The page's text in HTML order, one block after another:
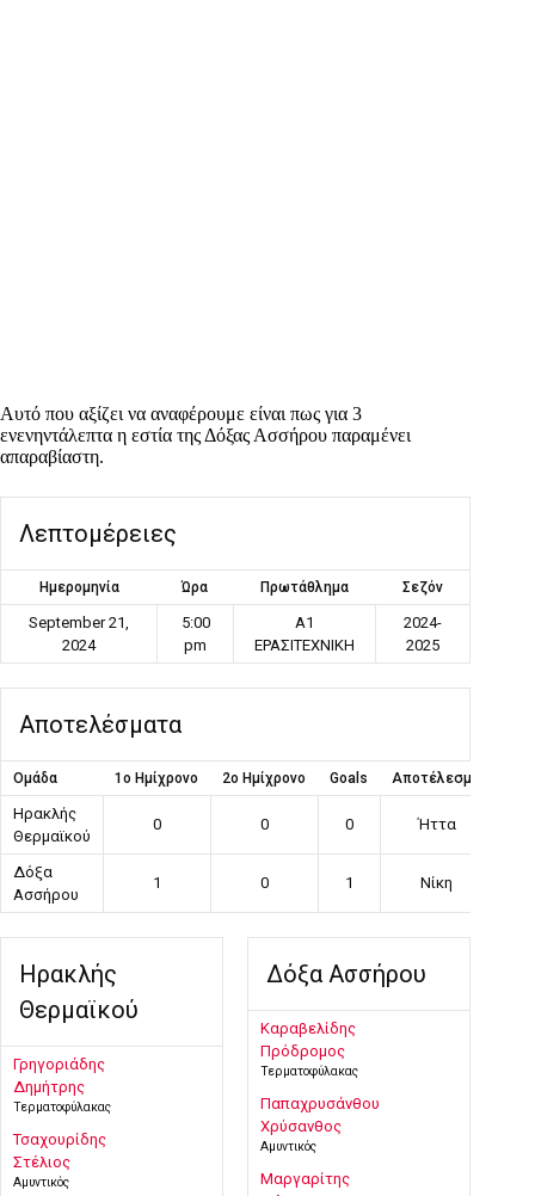
Αυτό που αξίζει να αναφέρουμε είναι πως για 3
ενενηντάλεπτα η εστία της Δόξας Ασσήρου παραμένει
απαραβίαστη.
Λεπτομέρειες
Ημερομηνία Ώρα Πρωτάθλημα Σεζόν
September 21,
2024
5:00
pm
Α1
ΕΡΑΣΙΤΕΧΝΙΚΗ
2024-
2025
Αποτελέσματα
Ομάδα 1ο Ημίχρονο 2ο Ημίχρονο Goals Αποτέλεσμα
Ηρακλής
Θερμαϊκού
0 0 0 Ήττα
Δόξα
Ασσήρου
1 0 1 Νίκη
Ηρακλής
Θερμαϊκού
Γρηγοριάδης
Δημήτρης
Τερματοφύλακας
Τσαχουρίδης
Στέλιος
Αμυντικός
Δόξα Ασσήρου
Καραβελίδης
Πρόδρομος
Τερματοφύλακας
Παπαχρυσάνθου
Χρύσανθος
Αμυντικός
Μαργαρίτης